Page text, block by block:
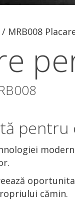
/ MRB008
pentru
cămin.